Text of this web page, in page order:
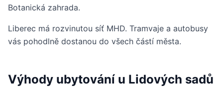
Botanická zahrada.
Liberec má rozvinutou síť MHD. Tramvaje a autobusy
vás pohodlně dostanou do všech částí města.
Výhody ubytování u Lidových sadů